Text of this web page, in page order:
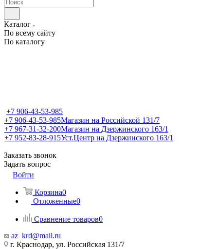
Каталог
По всему сайту
По каталогу
+7 906-43-53-985
+7 906-43-53-985Магазин на Российской 131/7
+7 967-31-32-200Магазин на Дзержинского 163/1
+7 952-83-28-915Уст.Центр на Дзержинского 163/1
Заказать звонок
Задать вопрос
Войти
Корзина0
Отложенные0
Сравнение товаров0
az_krd@mail.ru
г. Краснодар, ул. Российская 131/7